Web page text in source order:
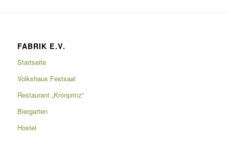
FABRIK E.V.
Startseite
Volkshaus Festsaal
Restaurant „Kronprinz“
Biergarten
Hostel